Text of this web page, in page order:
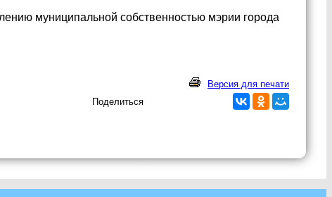
муниципальной собственностью мэрии города
Версия для печати
Поделиться